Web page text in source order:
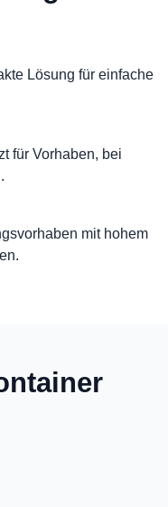
Lösung für einfache
für Vorhaben, bei
mit hohem